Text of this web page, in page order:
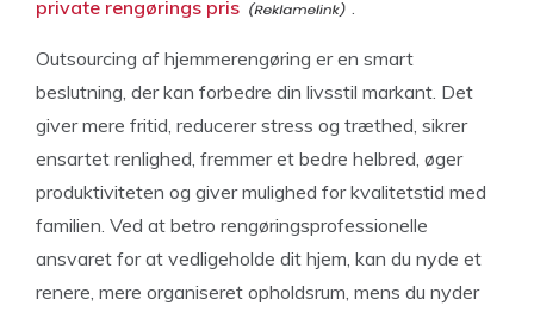
private rengørings pris .
Outsourcing af hjemmerengøring er en smart
beslutning, der kan forbedre din livsstil markant. Det
giver mere fritid, reducerer stress og træthed, sikrer
ensartet renlighed, fremmer et bedre helbred, øger
produktiviteten og giver mulighed for kvalitetstid med
familien. Ved at betro rengøringsprofessionelle
ansvaret for at vedligeholde dit hjem, kan du nyde et
renere, mere organiseret opholdsrum, mens du nyder